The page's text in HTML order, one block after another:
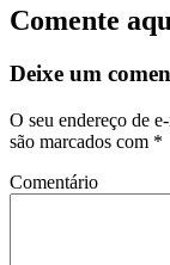
Comente
Deixe um
O seu endereço de
são marcados com *
Comentário